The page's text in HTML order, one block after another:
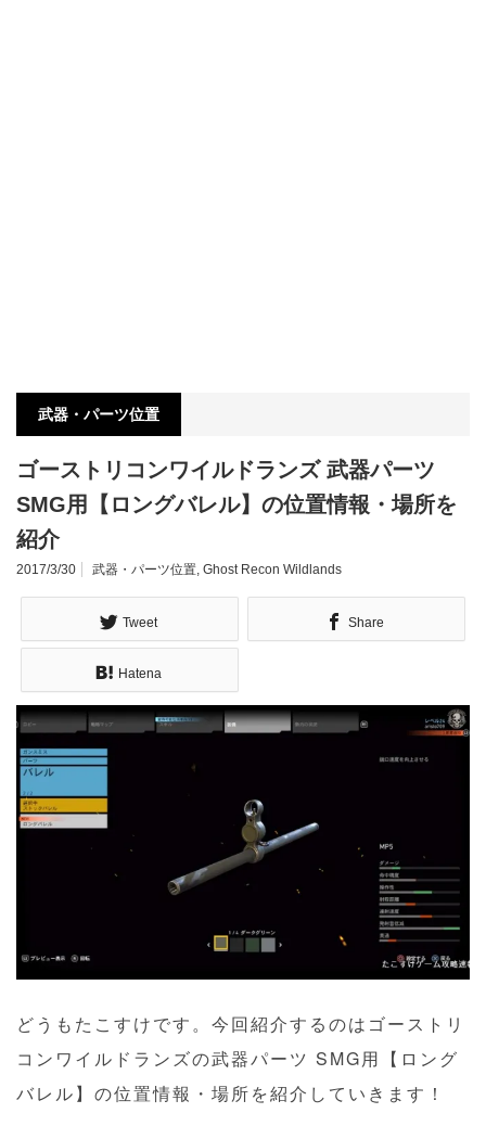
武器・パーツ位置
ゴーストリコンワイルドランズ 武器パーツ
SMG用【ロングバレル】の位置情報・場所を
紹介
2017/3/30 武器・パーツ位置, Ghost Recon Wildlands
Tweet Share
Hatena
どうもたこすけです。今回紹介するのはゴーストリ
コンワイルドランズの武器パーツ SMG用【ロング
バレル】の位置情報・場所を紹介していきます！